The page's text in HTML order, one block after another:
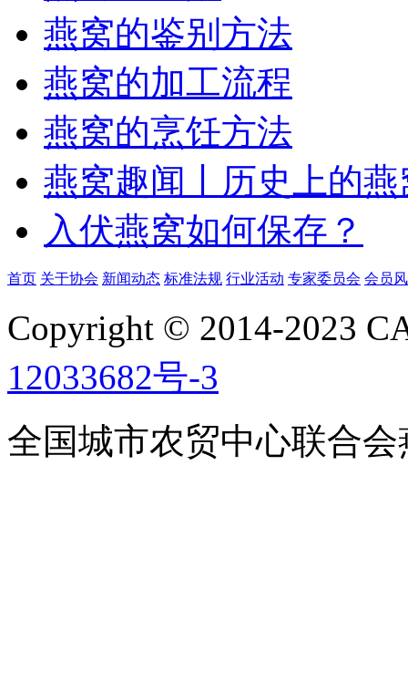
燕窝的鉴别方法
燕窝的加工流程
燕窝的烹饪方法
燕窝趣闻丨历史上的
入伏燕窝如何保存？
首页 关于协会 新闻动态 标准法规 行业活动 专家委员会 会员
Copyright © 2014-2023
12033682号-3
全国城市农贸中心联合